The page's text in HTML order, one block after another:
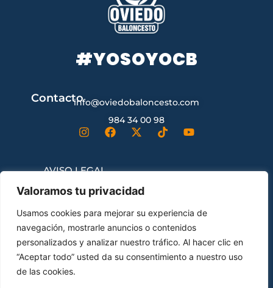
Valoramos tu privacidad
Usamos cookies para mejorar su experiencia de
navegación, mostrarle anuncios o contenidos
personalizados y analizar nuestro tráfico. Al hacer clic en
“Aceptar todo” usted da su consentimiento a nuestro uso
de las cookies.
#YOSOYOCB
Contactoinfo@oviedobaloncesto.com
984 34 00 98
AVISO LEGAL
CONTRATACIÓN
ENVÍOS Y DEVOLUCIONES